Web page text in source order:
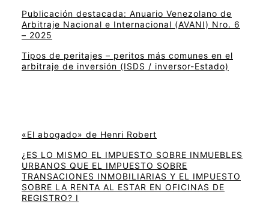
Publicación destacada: Anuario Venezolano de
Arbitraje Nacional e Internacional (AVANI) Nro. 6
– 2025
Tipos de peritajes – peritos más comunes en el
arbitraje de inversión (ISDS / inversor-Estado)
«El abogado» de Henri Robert
¿ES LO MISMO EL IMPUESTO SOBRE INMUEBLES
URBANOS QUE EL IMPUESTO SOBRE
TRANSACIONES INMOBILIARIAS Y EL IMPUESTO
SOBRE LA RENTA AL ESTAR EN OFICINAS DE
REGISTRO? I